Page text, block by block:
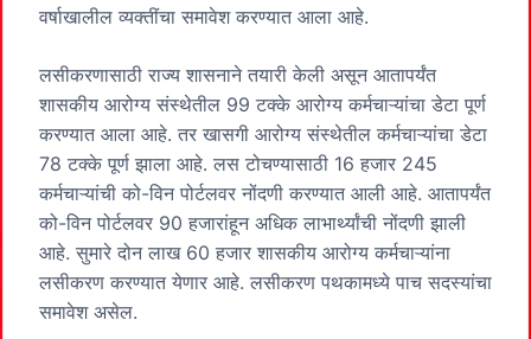
वर्षाखालील व्यक्तींचा समावेश करण्यात आला आहे.
लसीकरणासाठी राज्य शासनाने तयारी केली असून आतापर्यंत
शासकीय आरोग्य संस्थेतील 99 टक्के आरोग्य कर्मचाऱ्यांचा डेटा पूर्ण
करण्यात आला आहे. तर खासगी आरोग्य संस्थेतील कर्मचाऱ्यांचा डेटा
78 टक्के पूर्ण झाला आहे. लस टोचण्यासाठी 16 हजार 245
कर्मचाऱ्यांची को-विन पोर्टलवर नोंदणी करण्यात आली आहे. आतापर्यंत
को-विन पोर्टलवर 90 हजारांहून अधिक लाभार्थ्यांची नोंदणी झाली
आहे. सुमारे दोन लाख 60 हजार शासकीय आरोग्य कर्मचाऱ्यांना
लसीकरण करण्यात येणार आहे. लसीकरण पथकामध्ये पाच सदस्यांचा
समावेश असेल.